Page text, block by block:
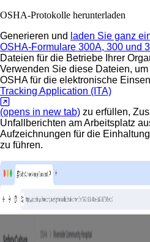
OSHA-Protokolle herunterladen
Generieren und laden Sie ganz
OSHA-Formulare 300A, 300 und
Dateien für die Betriebe Ihrer
Verwenden Sie diese Dateien,
OSHA für die elektronische
Tracking Application (ITA)
(opens in new tab) zu erfüllen,
Unfallberichten am Arbeitsplatz
Aufzeichnungen für die
zu führen.